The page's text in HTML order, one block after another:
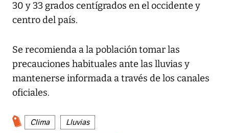
30 y 33 grados centígrados en el occidente y
centro del país.
Se recomienda a la población tomar las
precauciones habituales ante las lluvias y
mantenerse informada a través de los canales
oficiales.
Clima Lluvias